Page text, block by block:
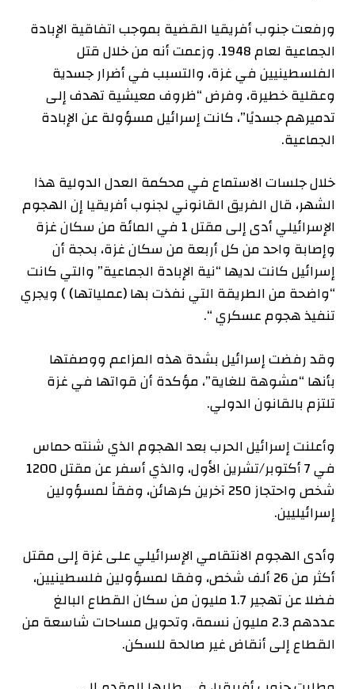
ورفعت جنوب أفريقيا القضية بموجب اتفاقية الإبادة
الجماعية لعام 1948. وزعمت أنه من خلال قتل
الفلسطينيين في غزة، والتسبب في أضرار جسدية
وعقلية خطيرة، وفرض “ظروف معيشية تهدف إلى
تدميرهم جسديًا”، كانت إسرائيل مسؤولة عن الإبادة
الجماعية.
خلال جلسات الاستماع في محكمة العدل الدولية هذا
الشهر، قال الفريق القانوني لجنوب أفريقيا إن الهجوم
الإسرائيلي أدى إلى مقتل 1 في المائة من سكان غزة
وإصابة واحد من كل أربعة من سكان غزة، بحجة أن
إسرائيل كانت لديها “نية الإبادة الجماعية” والتي كانت
“واضحة من الطريقة التي نفذت بها (عملياتها) ) ويجري
تنفيذ هجوم عسكري “.
وقد رفضت إسرائيل بشدة هذه المزاعم ووصفتها
بأنها “مشوهة للغاية”، مؤكدة أن قواتها في غزة
تلتزم بالقانون الدولي.
وأعلنت إسرائيل الحرب بعد الهجوم الذي شنته حماس
في 7 أكتوبر/تشرين الأول، والذي أسفر عن مقتل 1200
شخص واحتجاز 250 آخرين كرهائن، وفقاً لمسؤولين
إسرائيليين.
وأدى الهجوم الانتقامي الإسرائيلي على غزة إلى مقتل
أكثر من 26 ألف شخص، وفقا لمسؤولين فلسطينيين،
فضلا عن تهجير 1.7 مليون من سكان القطاع البالغ
عددهم 2.3 مليون نسمة، وتحويل مساحات شاسعة من
القطاع إلى أنقاض غير صالحة للسكن.